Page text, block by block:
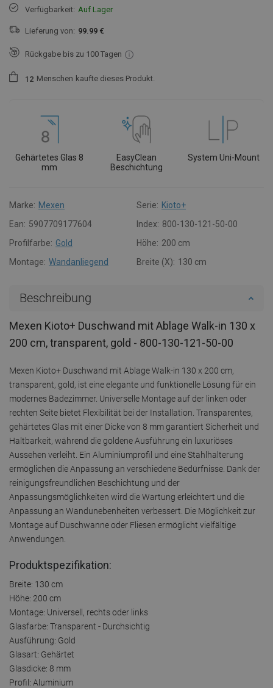
Verfügbarkeit: Auf Lager
Lieferung von: 99.99 €
Rückgabe bis zu 100 Tagen
1 2 Menschen kaufte dieses Produkt.
Gehärtetes Glas 8
mm
EasyClean
Beschichtung
System Uni-Mount
Marke: Mexen Serie: Kioto+
Ean: 5907709177604 Index: 800-130-121-50-00
Profilfarbe: Gold Höhe: 200 cm
Montage: Wandanliegend Breite (X): 130 cm
Beschreibung
Mexen Kioto+ Duschwand mit Ablage Walk-in 130 x
200 cm, transparent, gold - 800-130-121-50-00
Mexen Kioto+ Duschwand mit Ablage Walk-in 130 x 200 cm,
transparent, gold, ist eine elegante und funktionelle Lösung für ein
modernes Badezimmer. Universelle Montage auf der linken oder
rechten Seite bietet Flexibilität bei der Installation. Transparentes,
gehärtetes Glas mit einer Dicke von 8 mm garantiert Sicherheit und
Haltbarkeit, während die goldene Ausführung ein luxuriöses
Aussehen verleiht. Ein Aluminiumprofil und eine Stahlhalterung
ermöglichen die Anpassung an verschiedene Bedürfnisse. Dank der
reinigungsfreundlichen Beschichtung und der
Anpassungsmöglichkeiten wird die Wartung erleichtert und die
Anpassung an Wandunebenheiten verbessert. Die Möglichkeit zur
Montage auf Duschwanne oder Fliesen ermöglicht vielfältige
Anwendungen.
Produktspezifikation:
Breite: 130 cm
Höhe: 200 cm
Montage: Universell, rechts oder links
Glasfarbe: Transparent - Durchsichtig
Ausführung: Gold
Glasart: Gehärtet
Glasdicke: 8 mm
Profil: Aluminium